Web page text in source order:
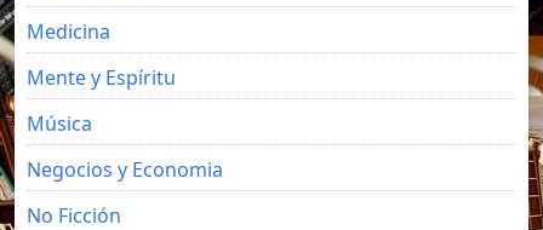
Medicina
Mente y Espíritu
Música
Negocios y Economia
No Ficción